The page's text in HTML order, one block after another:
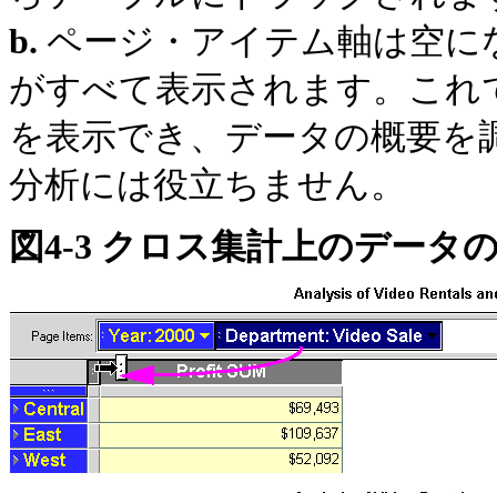
b. ページ・アイテム軸は空
がすべて表示されます。こ
を表示でき、データの概要
分析には役立ちません。
図4-3 クロス集計上のデータ